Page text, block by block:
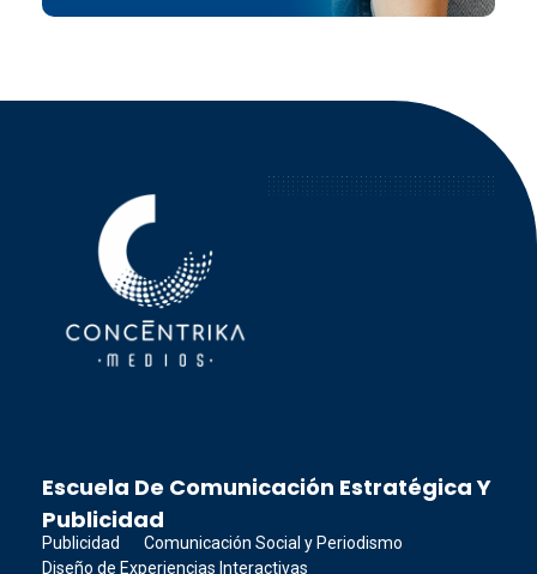
Escuela De Comunicación Estratégica Y
Publicidad
Publicidad
Comunicación Social y Periodismo
Diseño de Experiencias Interactivas